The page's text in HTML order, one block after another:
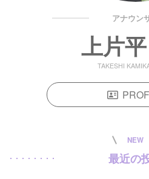
アナウン
上片
TAKESHI
NEW
最近の